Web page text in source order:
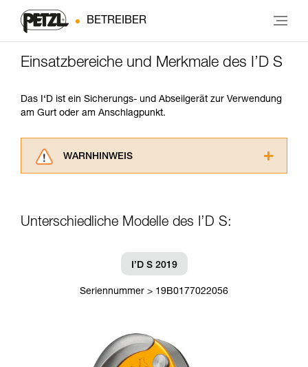
BETREIBER
Einsatzbereiche und Merkmale des I’D S
Das I‘D ist ein Sicherungs- und Abseilgerät zur Verwendung
am Gurt oder am Anschlagpunkt.
WARNHINWEIS
ziehen. Um diese Zusatzinformationen
der Gebrauchsanweisung enthaltenen
Informationen richtig verstanden haben.
Die Beherrschung dieser Techniken setzt eine
entsprechende Ausbildung und ein spezielles
Vorgang alleine sicher zu wiederholen, bevor
Sie ihn eigenständig durchführen.
Wir geben Beispiele für die mit Ihrer Aktivität
Unterschiedliche Modelle des I’D S:
I’D S 2019
Seriennummer > 19B0177022056